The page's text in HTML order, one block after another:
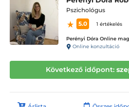
Pszichológus
5.0
1 értékelés
Perényi Dóra Online
Online konzultáció
Következő időpont: